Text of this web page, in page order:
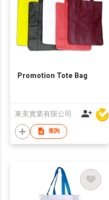
Promotion Tote Bag
東美實業有限公司
查詢